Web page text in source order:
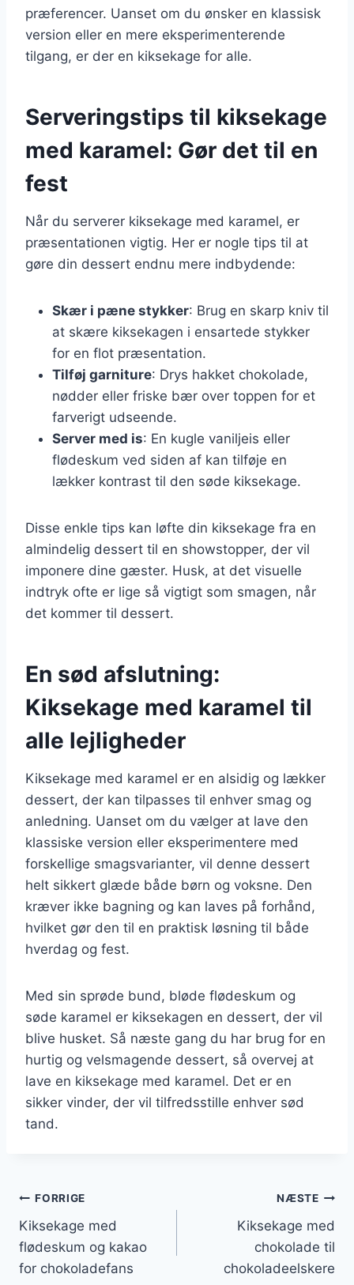
præferencer. Uanset om du ønsker en klassisk
version eller en mere eksperimenterende
tilgang, er der en kiksekage for alle.
Serveringstips til kiksekage
med karamel: Gør det til en
fest
Når du serverer kiksekage med karamel, er
præsentationen vigtig. Her er nogle tips til at
gøre din dessert endnu mere indbydende:
Skær i pæne stykker: Brug en skarp kniv til
at skære kiksekagen i ensartede stykker
for en flot præsentation.
Tilføj garniture: Drys hakket chokolade,
nødder eller friske bær over toppen for et
farverigt udseende.
Server med is: En kugle vaniljeis eller
flødeskum ved siden af kan tilføje en
lækker kontrast til den søde kiksekage.
Disse enkle tips kan løfte din kiksekage fra en
almindelig dessert til en showstopper, der vil
imponere dine gæster. Husk, at det visuelle
indtryk ofte er lige så vigtigt som smagen, når
det kommer til dessert.
En sød afslutning:
Kiksekage med karamel til
alle lejligheder
Kiksekage med karamel er en alsidig og lækker
dessert, der kan tilpasses til enhver smag og
anledning. Uanset om du vælger at lave den
klassiske version eller eksperimentere med
forskellige smagsvarianter, vil denne dessert
helt sikkert glæde både børn og voksne. Den
kræver ikke bagning og kan laves på forhånd,
hvilket gør den til en praktisk løsning til både
hverdag og fest.
Med sin sprøde bund, bløde flødeskum og
søde karamel er kiksekagen en dessert, der vil
blive husket. Så næste gang du har brug for en
hurtig og velsmagende dessert, så overvej at
lave en kiksekage med karamel. Det er en
sikker vinder, der vil tilfredsstille enhver sød
tand.
Indlægsnavigation
FORRIGE
Kiksekage med
flødeskum og kakao
for chokoladefans
NÆSTE
Kiksekage med
chokolade til
chokoladeelskere